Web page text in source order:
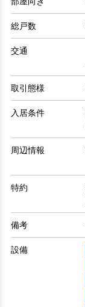
総戸数
交通
取引態様
入居条件
周辺情報
特約
備考
設備